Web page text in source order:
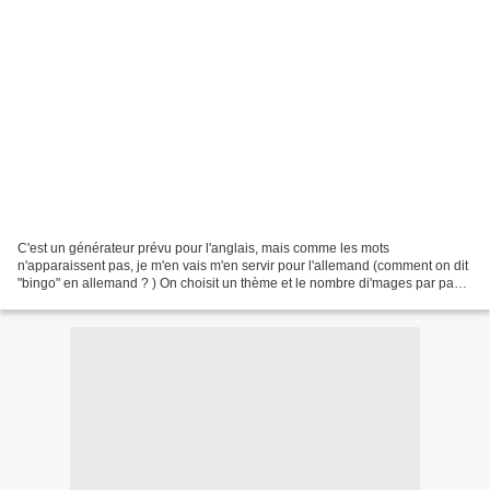
C'est un générateur prévu pour l'anglais, mais comme les mots
n'apparaissent pas, je m'en vais m'en servir pour l'allemand (comment on dit
"bingo" en allemand ? ) On choisit un thème et le nombre di'mages par page